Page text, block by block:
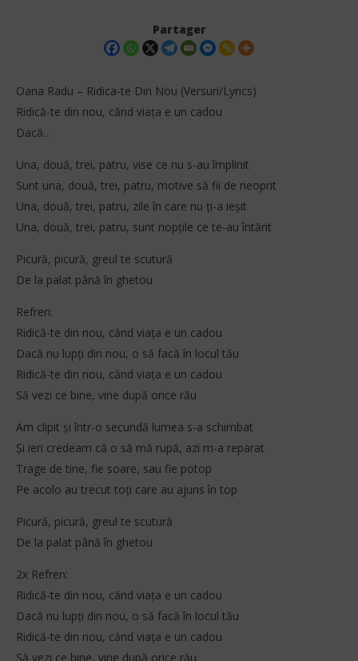
Oana Radu – Ridica-te Din Nou (Versuri/Lyrics)
décembre
Stone
Partager
Oana Radu – Ridica-te Din Nou (Versuri/Lyrics)
Ridică-te din nou, cănd viața e un cadou
Dacă…
Una, două, trei, patru, vise ce nu s-au împlinit
Sunt una, două, trei, patru, motive să fii de neoprit
Una, două, trei, patru, zile în care nu ți-a ieșit
Una, două, trei, patru, sunt nopțile ce te-au întărit
Picură, picură, greul te scutură
De la palat până în ghetou
Refren:
Ridică-te din nou, cănd viața e un cadou
Dacă nu lupți din nou, o să facă în locul tău
Ridică-te din nou, cănd viața e un cadou
Să vezi ce bine, vine după orice rău
Am clipit și într-o secundă lumea s-a schimbat
Și ieri credeam că o să mă rupă, azi m-a reparat
Trage de tine, fie soare, sau fie potop
Pe acolo au trecut toți care au ajuns în top
Picură, picură, greul te scutură
De la palat până în ghetou
2x Refren:
Ridică-te din nou, cănd viața e un cadou
Dacă nu lupți din nou, o să facă în locul tău
Ridică-te din nou, cănd viața e un cadou
Să vezi ce bine, vine după orice rău